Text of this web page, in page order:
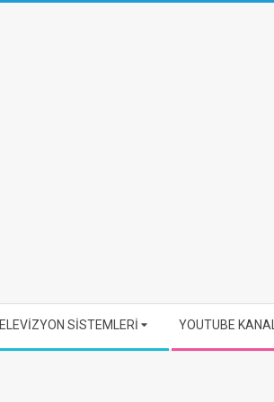
SİSTEMLERİ YOUTUBE KANALI